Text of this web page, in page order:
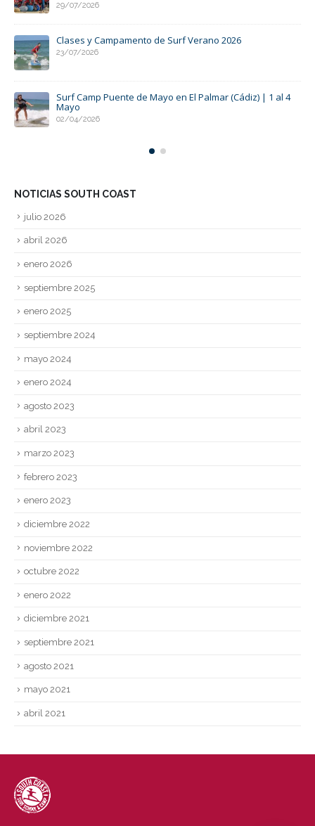
2026
(Cádiz) | 1 al 4
Surfcamp del 10 al 13 de Octubre en
Surfea con nosotros en el
Mayo este 2025
NOTICIAS SOUTH COAST
julio 2026
abril 2026
enero 2026
septiembre 2025
enero 2025
septiembre 2024
mayo 2024
enero 2024
agosto 2023
abril 2023
marzo 2023
febrero 2023
enero 2023
diciembre 2022
noviembre 2022
octubre 2022
enero 2022
diciembre 2021
septiembre 2021
agosto 2021
mayo 2021
abril 2021